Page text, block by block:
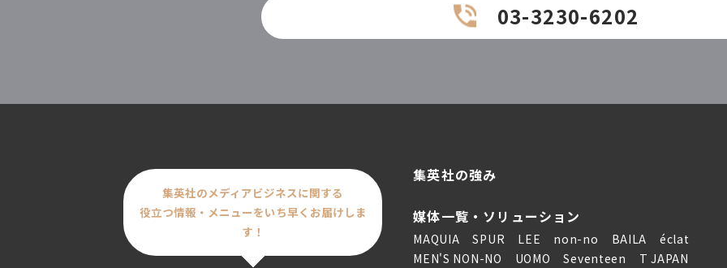
03-3230-6202
集英社のメディアビジネスに関する
役立つ情報・メニューをいち早くお届けしま
す！
集英社の強み
媒体一覧・ソリューション
MAQUIA SPUR LEE non-no BAILA
éclat
MEN'S NON-NO
UOMO Seventeen
T JAPAN